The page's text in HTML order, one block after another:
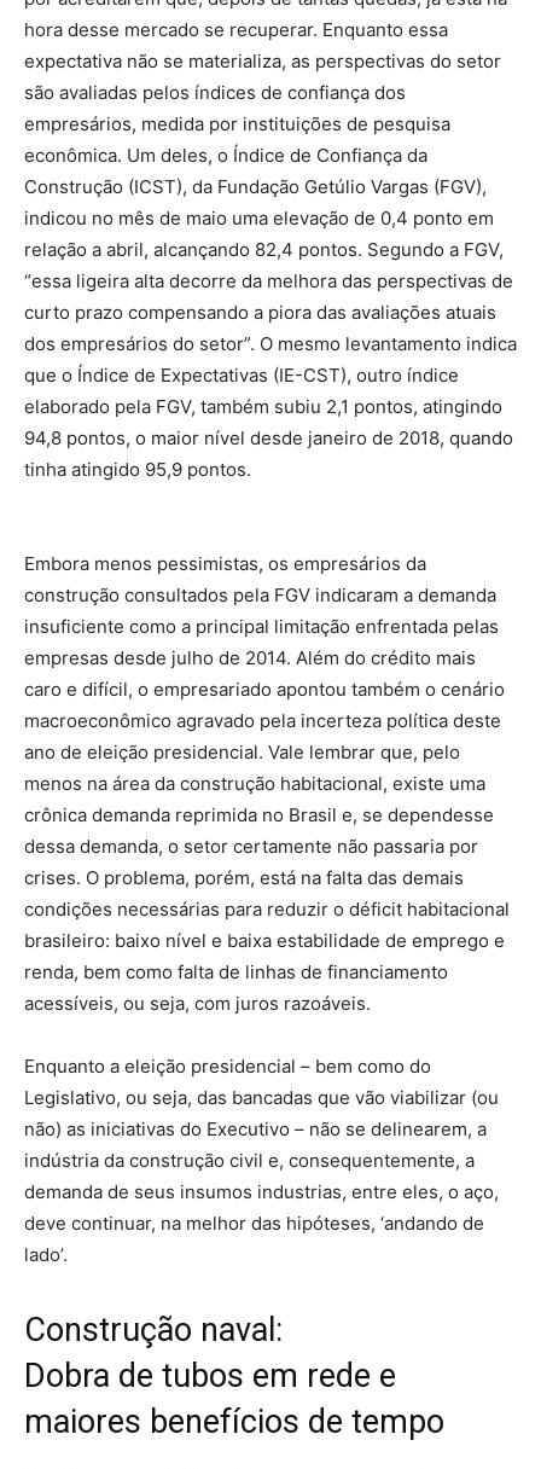
hora desse mercado se recuperar. Enquanto essa
expectativa não se materializa, as perspectivas do setor
são avaliadas pelos índices de confiança dos
empresários, medida por instituições de pesquisa
econômica. Um deles, o Índice de Confiança da
Construção (ICST), da Fundação Getúlio Vargas (FGV),
indicou no mês de maio uma elevação de 0,4 ponto em
relação a abril, alcançando 82,4 pontos. Segundo a FGV,
“essa ligeira alta decorre da melhora das perspectivas de
curto prazo compensando a piora das avaliações atuais
dos empresários do setor”. O mesmo levantamento indica
que o Índice de Expectativas (IE-CST), outro índice
elaborado pela FGV, também subiu 2,1 pontos, atingindo
94,8 pontos, o maior nível desde janeiro de 2018, quando
tinha atingido 95,9 pontos.
Embora menos pessimistas, os empresários da
construção consultados pela FGV indicaram a demanda
insuficiente como a principal limitação enfrentada pelas
empresas desde julho de 2014. Além do crédito mais
caro e difícil, o empresariado apontou também o cenário
macroeconômico agravado pela incerteza política deste
ano de eleição presidencial. Vale lembrar que, pelo
menos na área da construção habitacional, existe uma
crônica demanda reprimida no Brasil e, se dependesse
dessa demanda, o setor certamente não passaria por
crises. O problema, porém, está na falta das demais
condições necessárias para reduzir o déficit habitacional
brasileiro: baixo nível e baixa estabilidade de emprego e
renda, bem como falta de linhas de financiamento
acessíveis, ou seja, com juros razoáveis.
Enquanto a eleição presidencial – bem como do
Legislativo, ou seja, das bancadas que vão viabilizar (ou
não) as iniciativas do Executivo – não se delinearem, a
indústria da construção civil e, consequentemente, a
demanda de seus insumos industrias, entre eles, o aço,
deve continuar, na melhor das hipóteses, ‘andando de
lado’.
Construção naval:
Dobra de tubos em rede e
maiores benefícios de tempo